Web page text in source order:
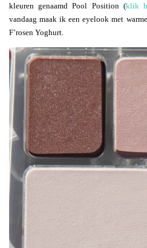
kleuren genaamd Pool Position (klik
vandaag maak ik een eyelook met
F’rosen Yoghurt.